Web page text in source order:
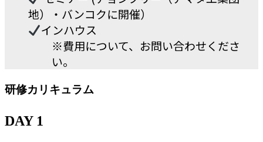
地）・バンコクに開催）
インハウス
※費用について、お問い合わせくださ
い。
研修カリキュラム
DAY 1